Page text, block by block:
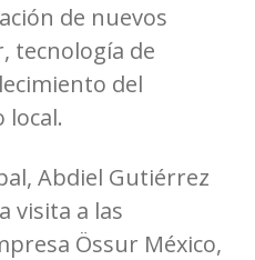
de nuevos
tecnología de
del
local.
Abdiel Gutiérrez
visita a las
Össur México,